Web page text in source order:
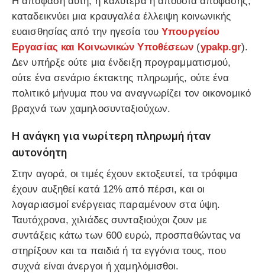
καταδεικνύει μια κραυγαλέα έλλειψη κοινωνικής
ευαισθησίας από την ηγεσία τουΥπουργείου
Εργασίας και Κοινωνικών Υποθέσεων (ypakp.gr).
Δεν υπήρξε ούτε μια ένδειξη προγραμματισμού,
ούτε ένα σενάριο έκτακτης πληρωμής, ούτε ένα
πολιτικό μήνυμα που να αναγνωρίζει τον οικονομικό
βραχνά των χαμηλοσυνταξιούχων.
Η ανάγκη για νωρίτερη πληρωμή ήταν
αυτονόητη
Στην αγορά, οι τιμές έχουν εκτοξευτεί, τα τρόφιμα
έχουν αυξηθεί κατά 12% από πέρσι, και οι
λογαριασμοί ενέργειας παραμένουν στα ύψη.
Ταυτόχρονα, χιλιάδες συνταξιούχοι ζουν με
συντάξεις κάτω των 600 ευρώ, προσπαθώντας να
στηρίξουν και τα παιδιά ή τα εγγόνια τους, που
συχνά είναι άνεργοι ή χαμηλόμισθοι.